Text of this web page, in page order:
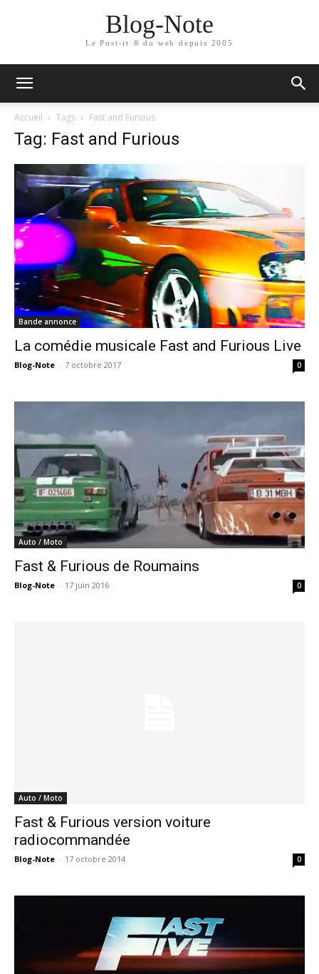
Blog-Note
Le Post-it ® du web depuis 2005
Accueil Tags Fast and Furious
Tag: Fast and Furious
Bande annonce
La comédie musicale Fast and Furious Live
Blog-Note - 7 octobre 2017 0
Auto / Moto
Fast & Furious de Roumains
Blog-Note - 17 juin 2016 0
Auto / Moto
Fast & Furious version voiture
radiocommandée
Blog-Note - 17 octobre 2014 0